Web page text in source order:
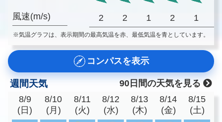
風速(m/s) 2 2 1 2 1
※気温グラフは、表示期間の最高気温を赤、最低気温を青としています。
コンパスを表示
週間天気
90日間の天気を見る
8/9
(日)
8/10
(月)
8/11
(火)
8/12
(水)
8/13
(木)
8/14
(金)
8/15
(土)